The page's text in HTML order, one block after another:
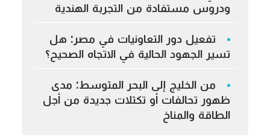
ودروس مستفادة من التجربة الهندية
تفعيل دور التعاونيات في مصر: هل
تسير الجهود الحالية في الاتجاه الصحيح؟
من الخليج إلى البحر المتوسط: مدى
ظهور تحالفات أو تكتلات جديدة من أجل
الطاقة والمناخ